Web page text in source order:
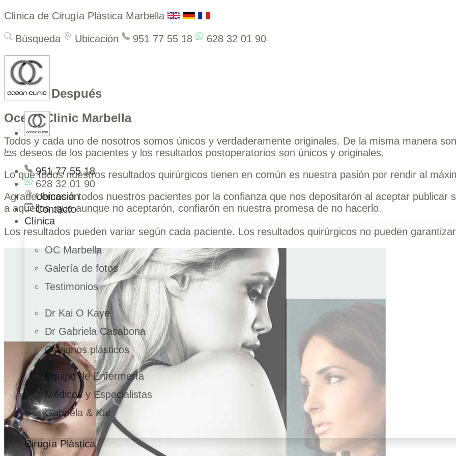
Clínica de Cirugía Plástica Marbella
Búsqueda Ubicación 951 77 55 18 628 32 01 90
951 77 55 18
628 32 01 90
Ubicación
Contacto
Clínica
OC Marbella
Galería de fotos
Testimonios
Dr Kai O Kaye
Dr Gabriela Casabona
Cirujanos plásticos
Equipo de Enfermería
Médicos y Especialistas
Gabriela & Kai
Cirugía Plástica
Antes y Después
Ocean Clinic Marbella
Todos y cada uno de nosotros somos únicos y verdaderamente originales. De la misma manera
los deseos de los pacientes y los resultados postoperatorios son únicos y originales.
Lo que todos nuestros resultados quirúrgicos tienen en común es nuestra pasión por rendir al
Agradecemos a todos nuestros pacientes por la confianza que nos depositarón al aceptar publicar
a aquellos ,que aunque no aceptarón, confiarón en nuestra promesa de no hacerlo.
Los resultados pueden variar según cada paciente. Los resultados quirúrgicos no pueden